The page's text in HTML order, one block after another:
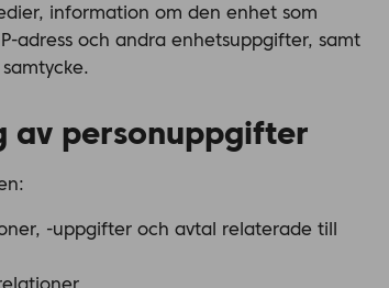
information om den enhet som
adress och andra enhetsuppgifter, samt
av personuppgifter
-uppgifter och avtal relaterade till